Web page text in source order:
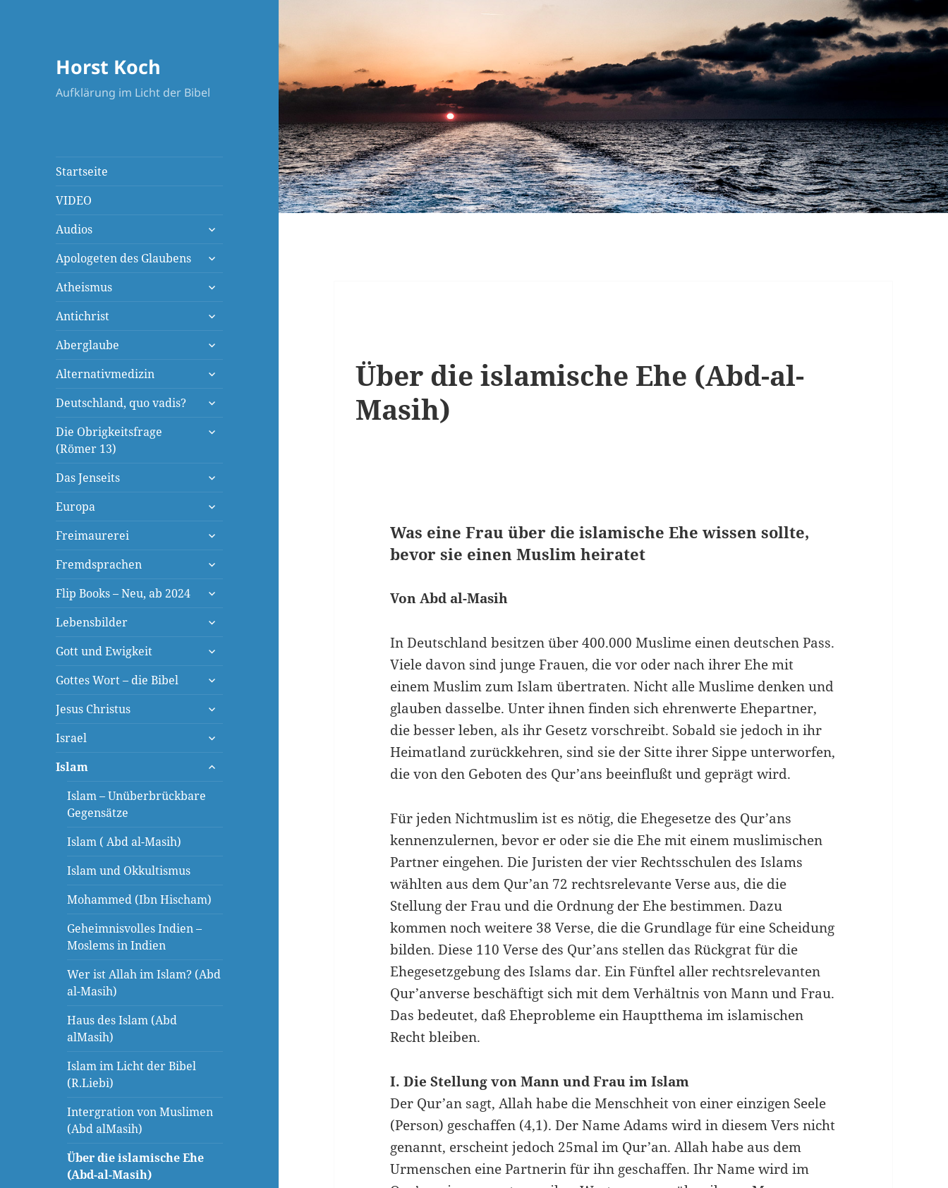
Horst Koch
Aufklärung im Licht der Bibel
Startseite
VIDEO
Audios
untermenü
Apologeten des Glaubens
untermenü
Atheismus
untermenü
Antichrist
untermenü
Aberglaube
untermenü
Alternativmedizin
untermenü
Deutschland, quo vadis?
untermenü
Die Obrigkeitsfrage
(Römer 13)
untermenü
Das Jenseits
untermenü
Europa
untermenü
Freimaurerei
untermenü
Fremdsprachen
untermenü
Flip Books – Neu, ab 2024
untermenü
Lebensbilder
untermenü
Gott und Ewigkeit
untermenü
Gottes Wort – die Bibel
untermenü
Jesus Christus
untermenü
Israel
untermenü
Islam
untermenü
Islam – Unüberbrückbare
Gegensätze
Islam ( Abd al-Masih)
Islam und Okkultismus
Mohammed (Ibn Hischam)
Geheimnisvolles Indien –
Moslems in Indien
Wer ist Allah im Islam? (Abd
al-Masih)
Haus des Islam (Abd
alMasih)
Islam im Licht der Bibel
(R.Liebi)
Intergration von Muslimen
(Abd alMasih)
Über die islamische Ehe
(Abd-al-Masih)
Über die islamische Ehe (Abd-al-
Masih)
Was eine Frau über die islamische Ehe wissen sollte,
bevor sie einen Muslim heiratet
Von Abd al-Masih
In Deutschland besitzen über 400.000 Muslime einen deutschen Pass.
Viele davon sind junge Frauen, die vor oder nach ihrer Ehe mit
einem Muslim zum Islam übertraten. Nicht alle Muslime denken und
glauben dasselbe. Unter ihnen finden sich ehrenwerte Ehepartner,
die besser leben, als ihr Gesetz vorschreibt. Sobald sie jedoch in ihr
Heimatland zurückkehren, sind sie der Sitte ihrer Sippe unterworfen,
die von den Geboten des Qur’ans beeinflußt und geprägt wird.
Für jeden Nichtmuslim ist es nötig, die Ehegesetze des Qur’ans
kennenzulernen, bevor er oder sie die Ehe mit einem muslimischen
Partner eingehen. Die Juristen der vier Rechtsschulen des Islams
wählten aus dem Qur’an 72 rechtsrelevante Verse aus, die die
Stellung der Frau und die Ordnung der Ehe bestimmen. Dazu
kommen noch weitere 38 Verse, die die Grundlage für eine Scheidung
bilden. Diese 110 Verse des Qur’ans stellen das Rückgrat für die
Ehegesetzgebung des Islams dar. Ein Fünftel aller rechtsrelevanten
Qur’anverse beschäftigt sich mit dem Verhältnis von Mann und Frau.
Das bedeutet, daß Eheprobleme ein Hauptthema im islamischen
Recht bleiben.
I. Die Stellung von Mann und Frau im Islam
Der Qur’an sagt, Allah habe die Menschheit von einer einzigen Seele
(Person) geschaffen (4,1). Der Name Adams wird in diesem Vers nicht
genannt, erscheint jedoch 25mal im Qur’an. Allah habe aus dem
Urmenschen eine Partnerin für ihn geschaffen. Ihr Name wird im